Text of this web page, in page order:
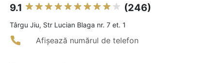
9.1 (246)
Târgu Jiu, Str Lucian Blaga nr. 7 et. 1
Afișează numărul de telefon